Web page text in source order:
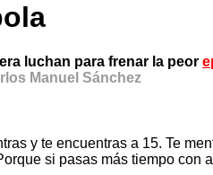
luchan para frenar la peor
Manuel Sánchez
y te encuentras a 15. Te
si pasas más tiempo